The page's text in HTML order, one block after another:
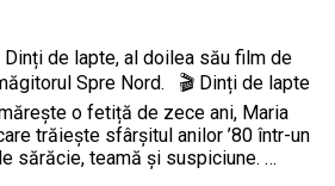
de lapte, al doilea său film de
Spre Nord. 🎬 Dinți de lapte
o fetiță de zece ani, Maria
trăiește sfârșitul anilor ’80 într-un
sărăcie, teamă și suspiciune. …